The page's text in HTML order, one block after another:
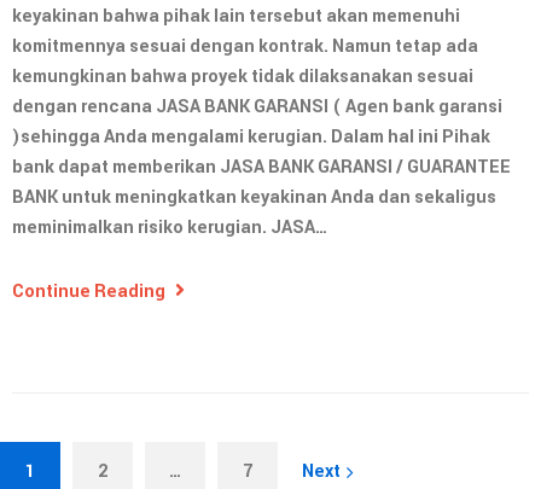
keyakinan bahwa pihak lain tersebut akan memenuhi
komitmennya sesuai dengan kontrak. Namun tetap ada
kemungkinan bahwa proyek tidak dilaksanakan sesuai
dengan rencana JASA BANK GARANSI ( Agen bank garansi
)sehingga Anda mengalami kerugian. Dalam hal ini Pihak
bank dapat memberikan JASA BANK GARANSI / GUARANTEE
BANK untuk meningkatkan keyakinan Anda dan sekaligus
meminimalkan risiko kerugian. JASA…
Continue Reading
1 2 … 7 Next